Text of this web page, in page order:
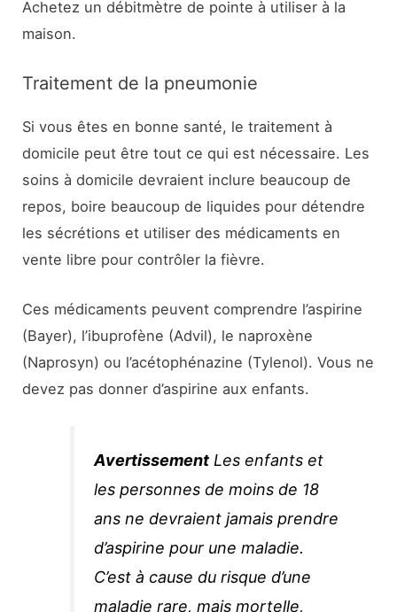
Achetez un débitmètre de pointe à utiliser à la
maison.
Traitement de la pneumonie
Si vous êtes en bonne santé, le traitement à
domicile peut être tout ce qui est nécessaire. Les
soins à domicile devraient inclure beaucoup de
repos, boire beaucoup de liquides pour détendre
les sécrétions et utiliser des médicaments en
vente libre pour contrôler la fièvre.
Ces médicaments peuvent comprendre l’aspirine
(Bayer), l’ibuprofène (Advil), le naproxène
(Naprosyn) ou l’acétophénazine (Tylenol). Vous ne
devez pas donner d’aspirine aux enfants.
Avertissement Les enfants et
les personnes de moins de 18
ans ne devraient jamais prendre
d’aspirine pour une maladie.
C’est à cause du risque d’une
maladie rare, mais mortelle,